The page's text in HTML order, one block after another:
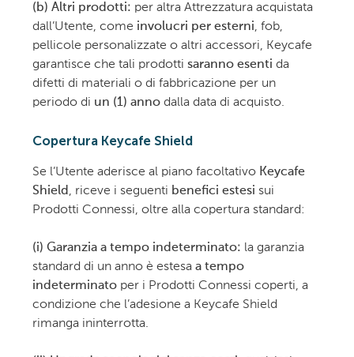
(b) Altri prodotti: per altra Attrezzatura acquistata
dall’Utente, come involucri per esterni, fob,
pellicole personalizzate o altri accessori, Keycafe
garantisce che tali prodotti saranno esenti da
difetti di materiali o di fabbricazione per un
periodo di un (1) anno dalla data di acquisto.
Copertura Keycafe Shield
Se l’Utente aderisce al piano facoltativo Keycafe
Shield , riceve i seguenti benefici estesi sui
Prodotti Connessi, oltre alla copertura standard:
(i) Garanzia a tempo indeterminato: la garanzia
standard di un anno è estesa a tempo
indeterminato per i Prodotti Connessi coperti, a
condizione che l’adesione a Keycafe Shield
rimanga ininterrotta.